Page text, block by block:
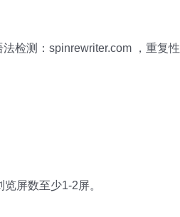
检测：spinrewriter.com ，重复
屏数至少1-2屏。